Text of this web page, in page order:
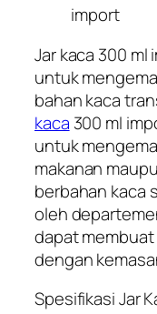
import
Jar kaca 300
untuk
bahan kaca
kaca 300 ml
untuk
makanan
berbahan kaca
oleh
dapat
dengan
Spesifikasi Jar